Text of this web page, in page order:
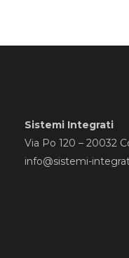
Sistemi Integrati
Via Po 120 – 20032
info@sistemi-